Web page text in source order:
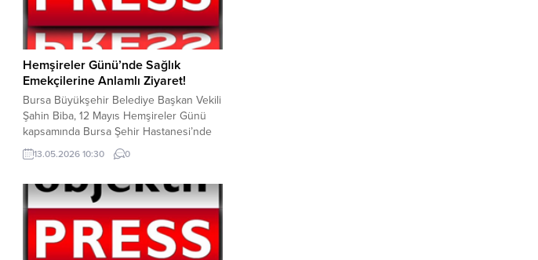
Hemşireler Günü’nde Sağlık
Emekçilerine Anlamlı Ziyaret!
Bursa Büyükşehir Belediye Başkan Vekili
Şahin Biba, 12 Mayıs Hemşireler Günü
kapsamında Bursa Şehir Hastanesi’nde
görev yapan hemşireleri ziyaret ederek
çiçek takdim etti. Büyükşehir ekipleri de
belediye birimlerinde görev yapan sağlık
çalışanlarını ziyaret ederek Hemşireler
Günü’nü kutladı. Bursa Büyükşehir
Belediyesi tarafından Hemşireler Günü
13.05.2026 10:30 0